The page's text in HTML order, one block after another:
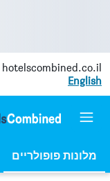
hotelscombined.co.il
English
מלונות פופולריים